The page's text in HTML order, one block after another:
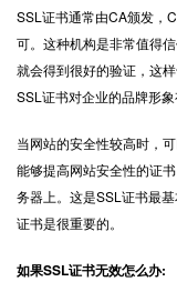
SSL证书通常由CA颁发，
可。这种机构是非常值得
就会得到很好的验证，这
SSL证书对企业的品牌形象
当网站的安全性较高时，
能够提高网站安全性的证
务器上。这是SSL证书最
证书是很重要的。
如果SSL证书无效怎么办: